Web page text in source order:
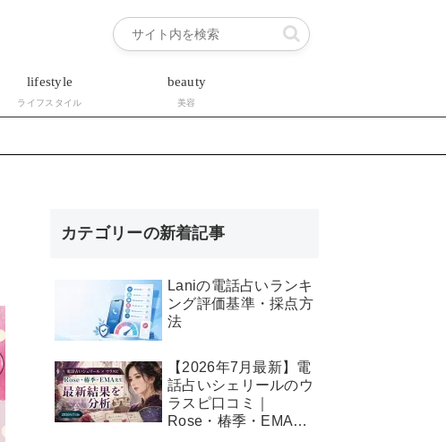
lifestyle
ライフスタイル
beauty
美容
カテゴリーの新着記事
Laniの電話占いランキ
ング評価基準・採点方
法
【2026年7月最新】電
話占いシェリールのウ
ラスピ口コミ｜
Rose・椿季・EMA先